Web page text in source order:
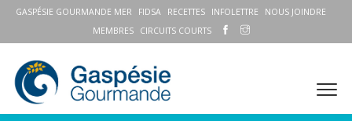
GASPÉSIE GOURMANDE MER FIDSA RECETTES INFOLETTRE
NOUS JOINDRE
MEMBRES
CIRCUITS COURTS